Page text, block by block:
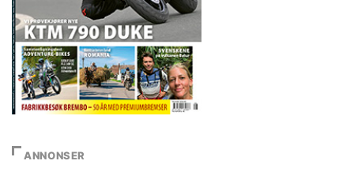
ANNONSER